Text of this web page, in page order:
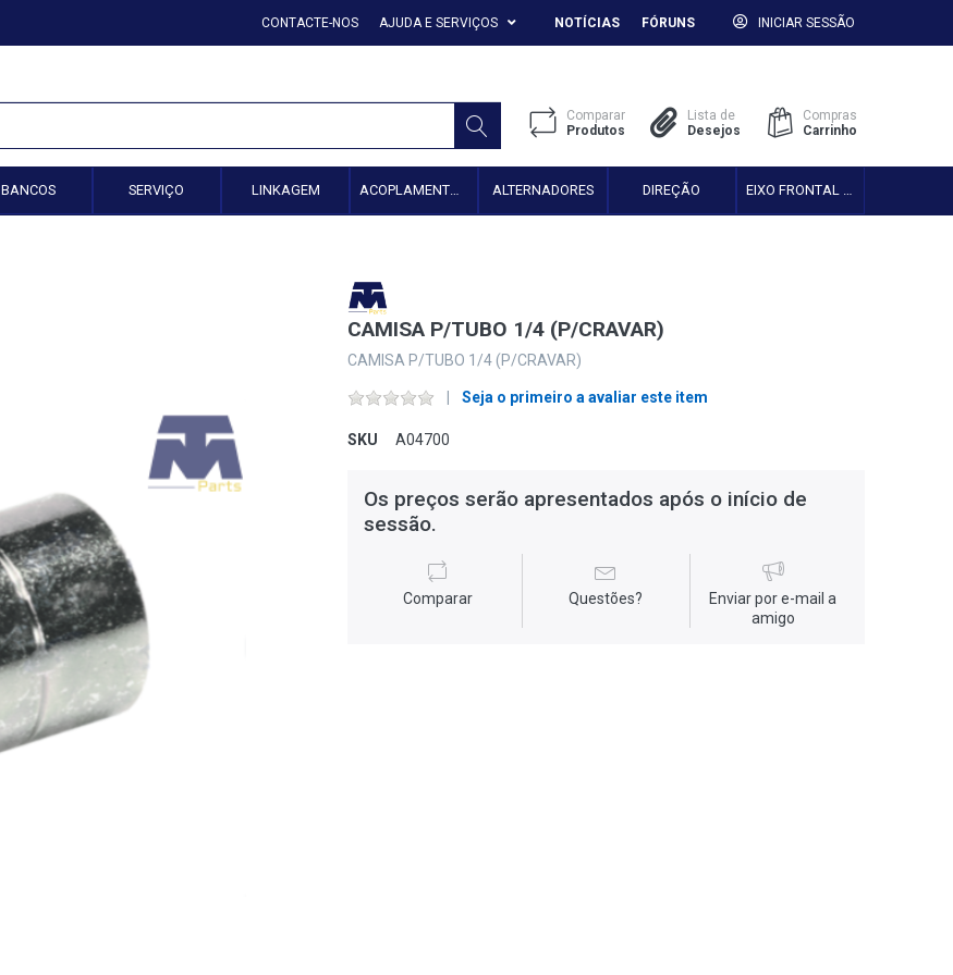
CONTACTE-NOS AJUDA E SERVIÇOS NOTÍCIAS FÓRUNS INICIAR SESSÃO
Comparar
Produtos
Lista de
Desejos
Compras
Carrinho
BANCOS SERVIÇO LINKAGEM ACOPLAMENTO HIDRÁULICO ALTERNADORES DIREÇÃO
CAMISA P/TUBO 1/4 (P/CRAVAR)
CAMISA P/TUBO 1/4 (P/CRAVAR)
Seja o primeiro a avaliar este item
SKU A04700
Os preços serão apresentados após o início de
sessão.
Comparar Questões?
Enviar por e-mail a
amigo